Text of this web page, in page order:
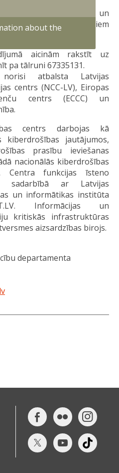
norises vietu un
nosūtīta apstiprinātajiem
plānotā semināra.
aicinām rakstīt uz
pa tālruni 67335131.
atbalsta Latvijas
centrs (NCC-LV), Eiropas
centrs (ECCC) un
centrs darbojas kā
kiberdrošības jautājumos,
prasību ieviešanas
nacionālās kiberdrošības
Centra funkcijas īsteno
sadarbībā ar Latvijas
un informātikas institūta
Informācijas un
kritiskās infrastruktūras
aizsardzības birojs.
departamenta
about the